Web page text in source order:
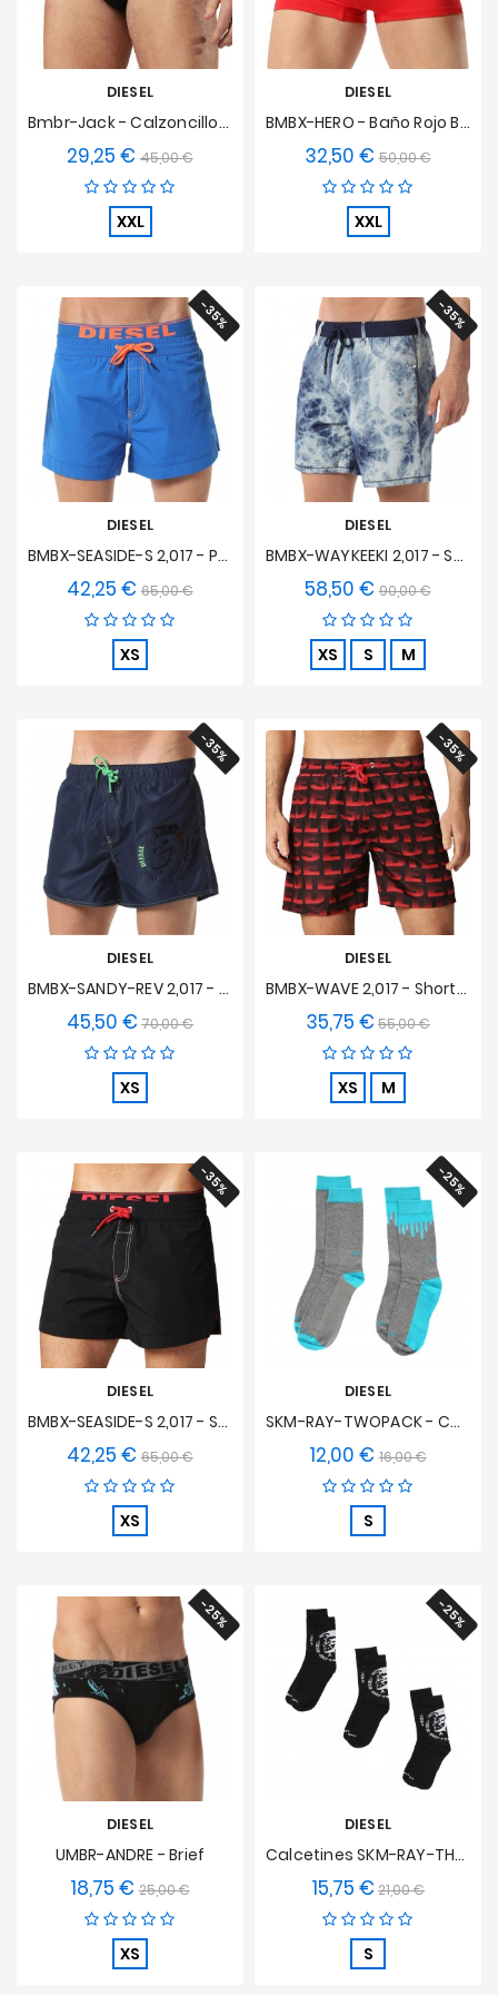
DIESEL
Bmbr-Jack - Calzoncillos De Baño Negro
29,25 € Precio
base
45,00 €Precio
XXL
DIESEL
BMBX-HERO - Baño Rojo Boxer
32,50 € Precio
base
50,00 €Precio
XXL
-35%
DIESEL
BMBX-SEASIDE-S 2,017 - Pantalón Corto De Baño Azul
42,25 € Precio
base
65,00 €Precio
XS
-35%
DIESEL
BMBX-WAYKEEKI 2,017 - Shorts De Baño Marled Azul
58,50 € Precio
base
90,00 €Precio
XS S M
-35%
DIESEL
BMBX-SANDY-REV 2,017 - Shorts De Baño Azul Reversible
45,50 € Precio
base
70,00 €Precio
XS
-35%
DIESEL
BMBX-WAVE 2,017 - Shorts De Baño Con Estampado Rojo De Longitud Media
35,75 € Precio
base
55,00 €Precio
XS M
-35%
DIESEL
BMBX-SEASIDE-S 2,017 - Shorts De Baño Negros
42,25 € Precio
base
65,00 €Precio
XS
-25%
DIESEL
SKM-RAY-TWOPACK - Calcetines Ray (Pack De 2)
12,00 € Precio
base
16,00 €Precio
S
-25%
DIESEL
UMBR-ANDRE - Brief
18,75 € Precio
base
25,00 €Precio
XS
-25%
DIESEL
Calcetines SKM-RAY-THREEPACK - (3-Pack) - Negro
15,75 € Precio
base
21,00 €Precio
S